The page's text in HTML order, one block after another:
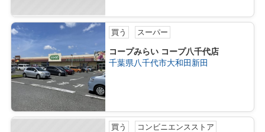
買う スーパー
コープみらい コープ八千代店
千葉県八千代市大和田新田
買う コンビニエンスストア